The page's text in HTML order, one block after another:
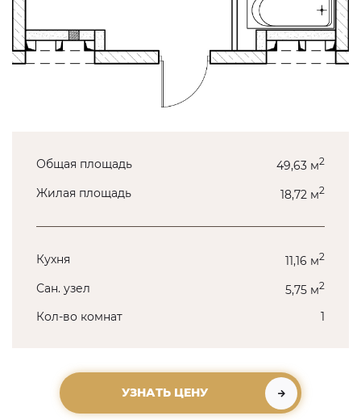
Общая площадь 49,63 м2
Жилая площадь 18,72 м2
Кухня 11,16 м2
Сан. узел 5,75 м2
Кол-во комнат 1
УЗНАТЬ ЦЕНУ